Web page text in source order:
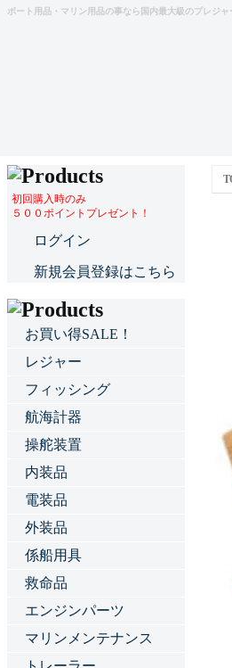
ボート用品・マリン用品の事なら国内最大級のプレジ
初回購入時のみ
５００ポイントプレゼント！
ログイン
新規会員登録はこちら
お買い得SALE！
レジャー
フィッシング
航海計器
操舵装置
内装品
電装品
外装品
係船用具
救命品
エンジンパーツ
マリンメンテナンス